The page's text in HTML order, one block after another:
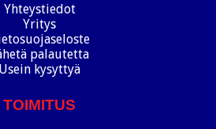
Yhteystiedot
Yritys
palautetta
Usein kysyttyä
TOIMITUS